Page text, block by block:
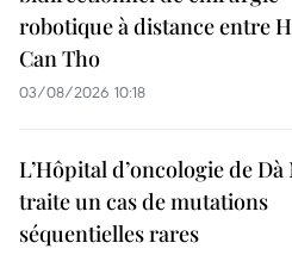
robotique à distance entre
Can Tho
03/08/2026 10:18
L’Hôpital d’oncologie de Dà
traite un cas de mutations
séquentielles rares